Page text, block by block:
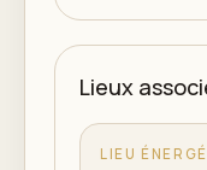
Lieux
LIEU